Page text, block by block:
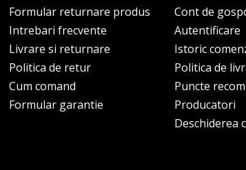
Formular returnare produs
Intrebari frecvente
Livrare si returnare
Politica de retur
Cum comand
Formular garantie
Cont de
Autentificare
Istoric
Politica de
Puncte
Producatori
Deschiderea